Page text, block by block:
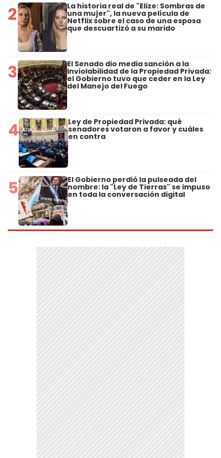
2 La historia real de "Elize: Sombras de
una mujer", la nueva película de
Netflix sobre el caso de una esposa
que descuartizó a su marido
3 El Senado dio media sanción a la
Inviolabilidad de la Propiedad Privada:
el Gobierno tuvo que ceder en la Ley
del Manejo del Fuego
4 Ley de Propiedad Privada: qué
senadores votaron a favor y cuáles
en contra
5 El Gobierno perdió la pulseada del
nombre: la "Ley de Tierras" se impuso
en toda la conversación digital